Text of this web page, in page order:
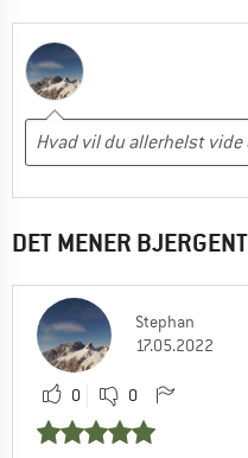
DET MENER
Stephan
17.05.2022
0 0